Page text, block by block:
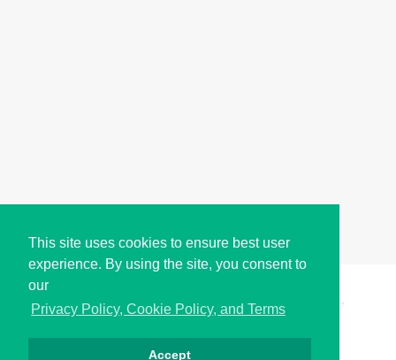
This site uses cookies to ensure best user
experience. By using the site, you consent to
our
Privacy Policy, Cookie Policy, and Terms
Accept
Copyright © i2Symbol 2011-2026, Sciweavers LLC 197